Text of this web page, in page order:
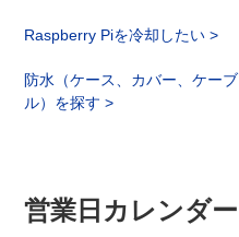
Raspberry Piを冷却したい >
防水（ケース、カバー、ケーブ
ル）を探す >
営業日カレンダー